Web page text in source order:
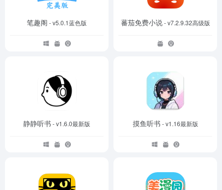
笔趣阁 - v5.0.1蓝色版 蕃茄免费小说- v7.2.9.32高级版
静静听书 - v1.6.0最新版 摸鱼听书 - v1.16最新版